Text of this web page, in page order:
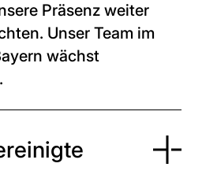
Präsenz weiter
Unser Team im
wächst